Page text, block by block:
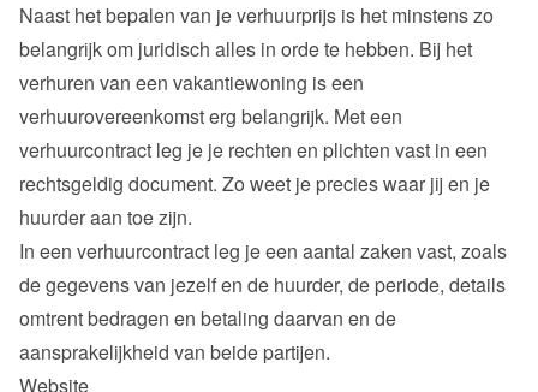
Naast het bepalen van je verhuurprijs is het minstens zo
belangrijk om juridisch alles in orde te hebben. Bij het
verhuren van een vakantiewoning is een
verhuurovereenkomst erg belangrijk. Met een
verhuurcontract leg je je rechten en plichten vast in een
rechtsgeldig document. Zo weet je precies waar jij en je
huurder aan toe zijn.
In een verhuurcontract leg je een aantal zaken vast, zoals
de gegevens van jezelf en de huurder, de periode, details
omtrent bedragen en betaling daarvan en de
aansprakelijkheid van beide partijen.
Website